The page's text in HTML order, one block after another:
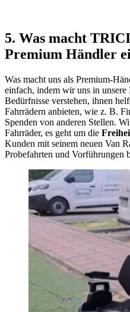
5. Was macht
Premium Händler
Was macht uns als Premium-
einfach, indem wir uns in
Bedürfnisse verstehen, ihnen
Fahrrädern anbieten, wie z. B.
Spenden von anderen Stellen.
Fahrräder, es geht um die
Kunden mit seinem neuen Van
Probefahrten und Vorführungen